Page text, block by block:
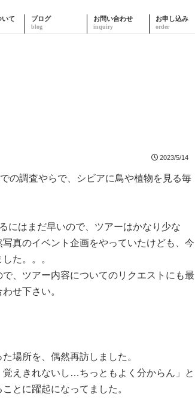
いて ブログ お問い合わせ お申し込み
2023/5/14
の調査やらで、シビアに鳥や植物を見る毎
にはまだ早いので、ツアーはかなり少な
真のイベント企画をやっていたけども、今
た。。。
、ツアー内容についてのリクエストにも最
せ下さい。
場所を、偶然再訪しました。
えきれないし…ちっともよく分からん」と
とに躍起になってました。